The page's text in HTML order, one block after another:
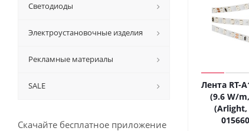
Лента RT-
(9.6 W/
(Arlight,
Светодиоды
Электроустановочные изделия
Рекламные материалы
SALE
Скачайте бесплатное приложение